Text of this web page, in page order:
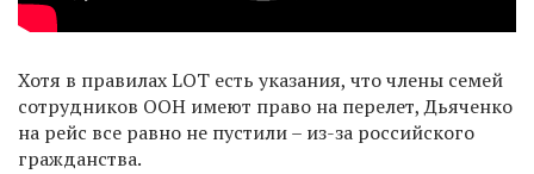
Хотя в правилах LOT есть указания, что члены семей
сотрудников ООН имеют право на перелет, Дьяченко
на рейс все равно не пустили – из-за российского
гражданства.